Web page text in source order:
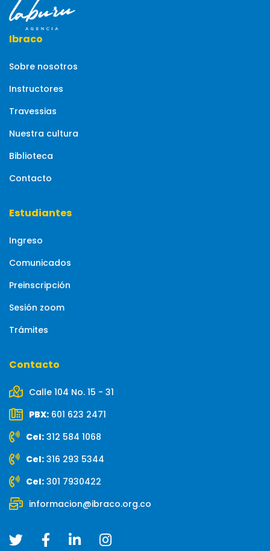
Ibraco
Sobre nosotros
Instructores
Travessias
Nuestra cultura
Biblioteca
Contacto
Estudiantes
Ingreso
Comunicados
Preinscripción
Sesión zoom
Trámites
Contacto
Calle 104 No. 15 - 31
PBX: 601 623 2471
Cel: 312 584 1068
Cel: 316 293 5344
Cel: 301 7930422
informacion@ibraco.org.co